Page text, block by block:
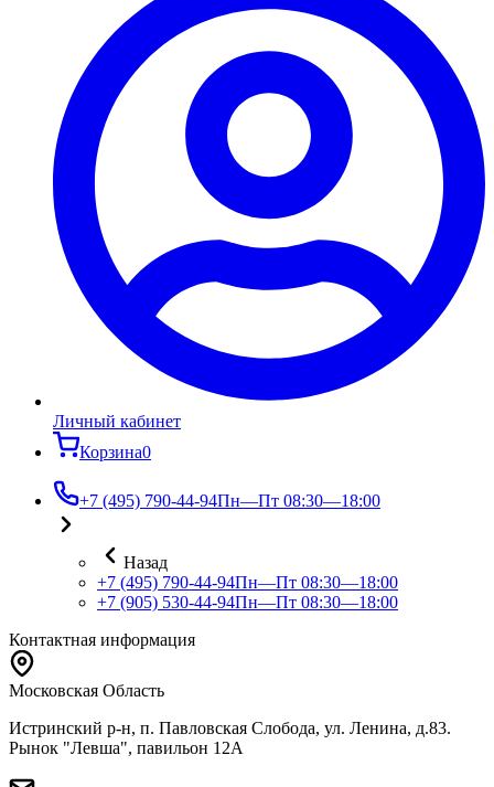
Личный кабинет
Корзина0
+7 (495) 790-44-94Пн—Пт 08:30—18:00
Назад
+7 (495) 790-44-94Пн—Пт 08:30—18:00
+7 (905) 530-44-94Пн—Пт 08:30—18:00
Контактная информация
Московская Область
Истринский р-н, п. Павловская Слобода, ул. Ленина, д.83.
Рынок "Левша", павильон 12A